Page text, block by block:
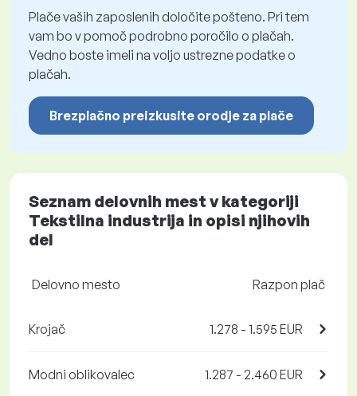
Plače vaših zaposlenih določite pošteno. Pri tem
vam bo v pomoč podrobno poročilo o plačah.
Vedno boste imeli na voljo ustrezne podatke o
plačah.
Brezplačno preizkusite orodje za plače
Seznam delovnih mest v kategoriji
Tekstilna industrija in opisi njihovih
del
Delovno mesto Razpon plač
Krojač 1.278 - 1.595 EUR
Modni oblikovalec 1.287 - 2.460 EUR